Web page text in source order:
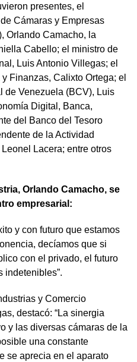
presentes, el
Cámaras y Empresas
Orlando Camacho, la
Cabello; el ministro de
Luis Antonio Villegas; el
Finanzas, Calixto Ortega; el
de Venezuela (BCV), Luis
Digital, Banca,
del Banco del Tesoro
de la Actividad
Lacera; entre otros
Orlando Camacho, se
empresarial:
y con futuro que estamos
decíamos que si
con el privado, el futuro
indetenibles”.
y Comercio
destacó: “La sinergia
y las diversas cámaras de la
una constante
se aprecia en el aparato